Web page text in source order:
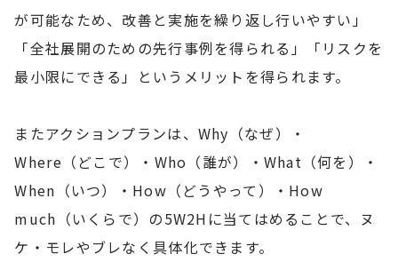
が可能なため、改善と実施を繰り返し行いやすい」
「全社展開のための先行事例を得られる」「リスクを
最小限にできる」というメリットを得られます。
またアクションプランは、Why（なぜ）・
Where（どこで）・Who（誰が）・What（何を）・
When（いつ）・How（どうやって）・How
much（いくらで）の5W2Hに当てはめることで、ヌ
ケ・モレやブレなく具体化できます。